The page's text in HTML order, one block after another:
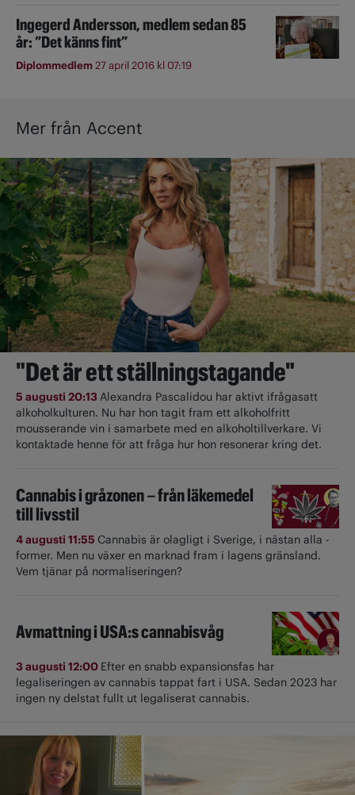
Ingegerd Andersson, medlem sedan 85
år: ”Det känns fint”
Diplommedlem27 april 2016 kl 07:19
Mer från Accent
"Det är ett ställningstagande"
5 augusti 20:13Alexandra Pascalidou har aktivt ifrågasatt
alkoholkulturen. Nu har hon tagit fram ett alkoholfritt
mousserande vin i samarbete med en alkoholtillverkare. Vi
kontaktade henne för att fråga hur hon resonerar kring det.
Cannabis i gråzonen – från läkemedel
till livsstil
4 augusti 11:55 Cannabis är olagligt i ­Sverige, i nästan alla ­
former. Men nu växer en marknad fram i lagens gränsland.
Vem tjänar på normaliseringen?
Avmattning i USA:s cannabisvåg
3 augusti 12:00 Efter en snabb expansionsfas har
legaliseringen av cannabis tappat fart i USA. Sedan 2023 har
ingen ny delstat fullt ut ­legaliserat cannabis.